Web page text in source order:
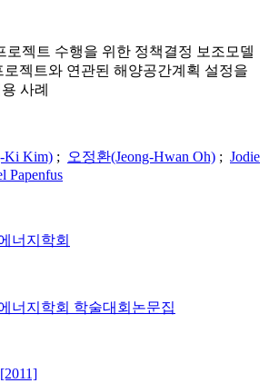
로젝트 수행을 위한 정책결정 보조모델
젝트와 연관된 해양공간계획 설정을
사례
Ki Kim) ; 오정환(Jeong-Hwan Oh) ; Jodie
Papenfus
너지학회
너지학회 학술대회논문집